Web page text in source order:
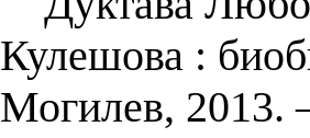
Кулешова :
Могилев,